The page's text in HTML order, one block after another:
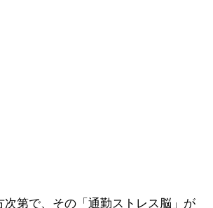
第で、その「通勤ストレス脳」が